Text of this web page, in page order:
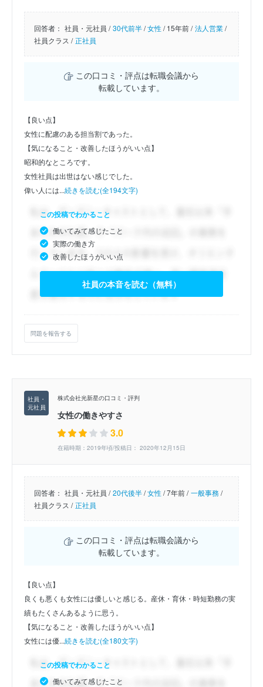
回答者： 社員・元社員 / 30代前半/女性/15年前 / 法人営業/
社員クラス / 正社員
この口コミ・評点は転職会議から
転載しています。
【良い点】
女性に配慮のある担当割であった。
【気になること・改善したほうがいい点】
昭和的なところです。
女性社員は出世はない感じでした。
偉い人には...続きを読む(全194文字)
この投稿でわかること
働いてみて感じたこと
実際の働き方
改善したほうがいい点
社員の本音を読む（無料）
問題を報告する
株式会社光新星の口コミ・評判
女性の働きやすさ
3.0
在籍時期：2019年頃/投稿日： 2020年12月15日
回答者： 社員・元社員 / 20代後半/女性/7年前 / 一般事務/
社員クラス / 正社員
この口コミ・評点は転職会議から
転載しています。
【良い点】
良くも悪くも女性には優しいと感じる。産休・育休・時短勤務の実
績もたくさんあるように思う。
【気になること・改善したほうがいい点】
女性には優...続きを読む(全180文字)
この投稿でわかること
働いてみて感じたこと